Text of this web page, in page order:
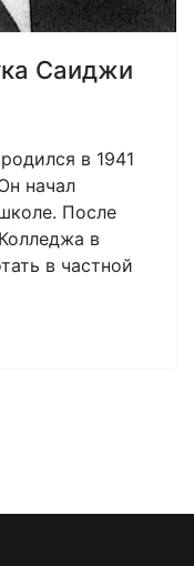
Саиджи
в 1941
начал
После
в
в частной